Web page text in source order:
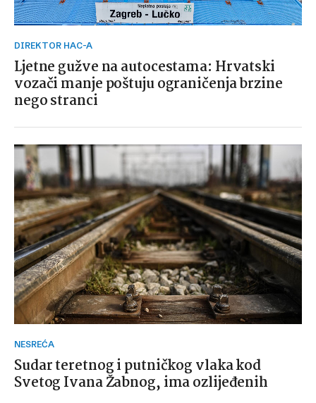
DIREKTOR HAC-A
Ljetne gužve na autocestama: Hrvatski
vozači manje poštuju ograničenja brzine
nego stranci
NESREĆA
Sudar teretnog i putničkog vlaka kod
Svetog Ivana Žabnog, ima ozlijeđenih